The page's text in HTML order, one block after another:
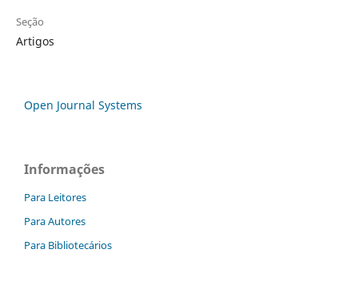
Seção
Artigos
Open Journal Systems
Informações
Para Leitores
Para Autores
Para Bibliotecários